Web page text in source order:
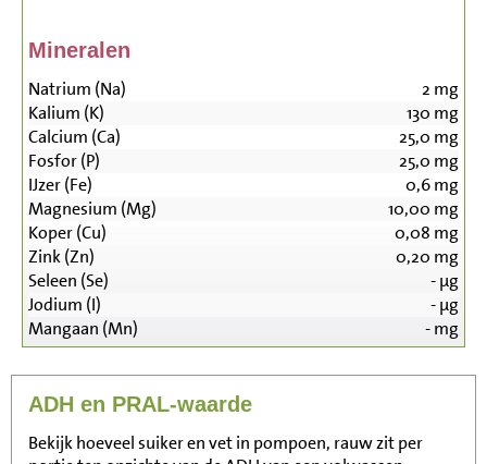
Mineralen
Natrium (Na) 2 mg
Kalium (K)
130 mg
Calcium (Ca)
25,0 mg
Fosfor (P)
25,0 mg
IJzer (Fe)
0,6mg
Magnesium (Mg)
10,00 mg
Koper (Cu)
0,08 mg
Zink (Zn)
0,20 mg
Seleen (Se)
-µg
Jodium (I)
-µg
Mangaan (Mn)
-mg
ADH en PRAL-waarde
Bekijk hoeveel suiker en vet in pompoen, rauw zit per